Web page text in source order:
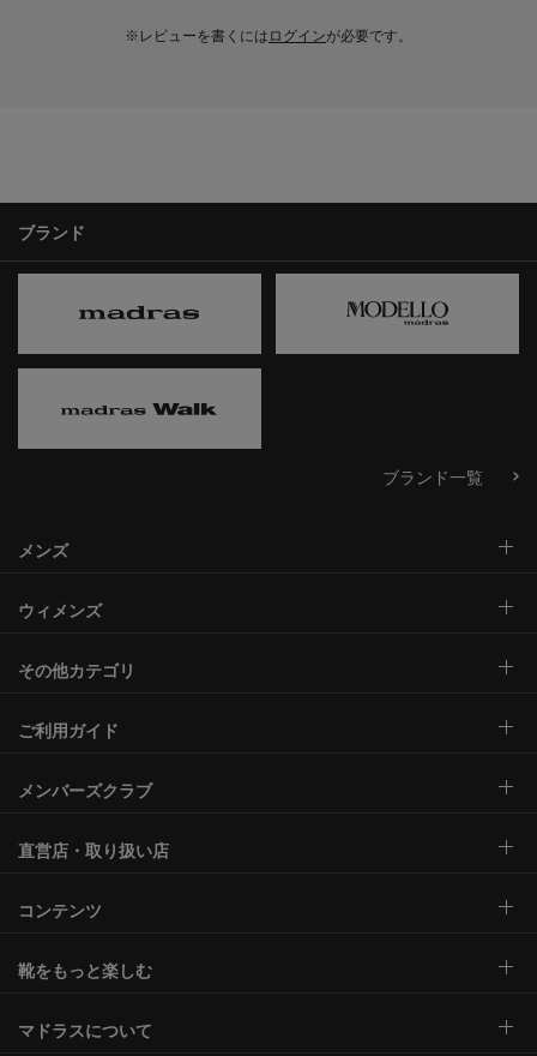
※レビューを書くには ログインが必要です。
ブランド
ブランド一覧
メンズ
ウィメンズ
その他カテゴリ
ご利用ガイド
メンバーズクラブ
直営店・取り扱い店
コンテンツ
靴をもっと楽しむ
マドラスについて